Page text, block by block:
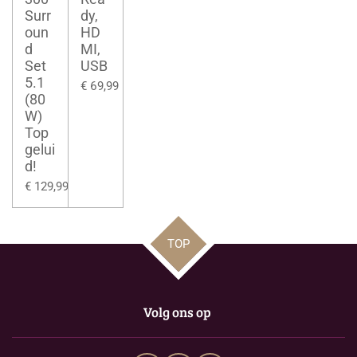
Surr
oun
d
Set
5.1
(80
W)
Top
gelui
d!
€ 129,99
dy,
HD
MI,
USB
€ 69,99
TOP
Volg ons op